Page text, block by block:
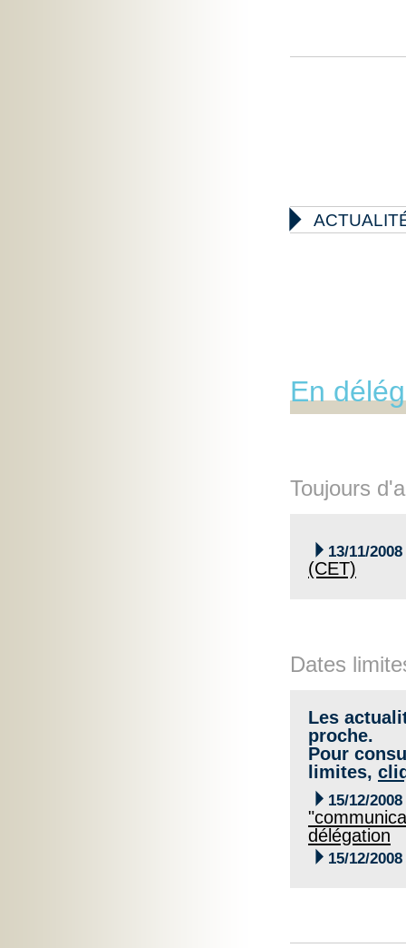

En
Toujours
 13/11/2008
(CET)
Dates
Les
proche.
Pour
limites,
 15/12/2008
délégation
 15/12/2008